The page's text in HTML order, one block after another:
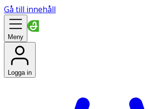
Gå till innehåll
Meny
Logga in